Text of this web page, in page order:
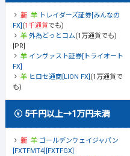
トレイダーズ証券[みんなの
FX] (1千通貨でも)
外為どっとコム(1万通貨でも)
[PR]
インヴァスト証券[トライオート
FX]
ヒロセ通商[LION FX] (1万通貨で
も)
5千円以上→1万円未満
ゴールデンウェイジャパン
[FXTFMT4][FXTFGX]